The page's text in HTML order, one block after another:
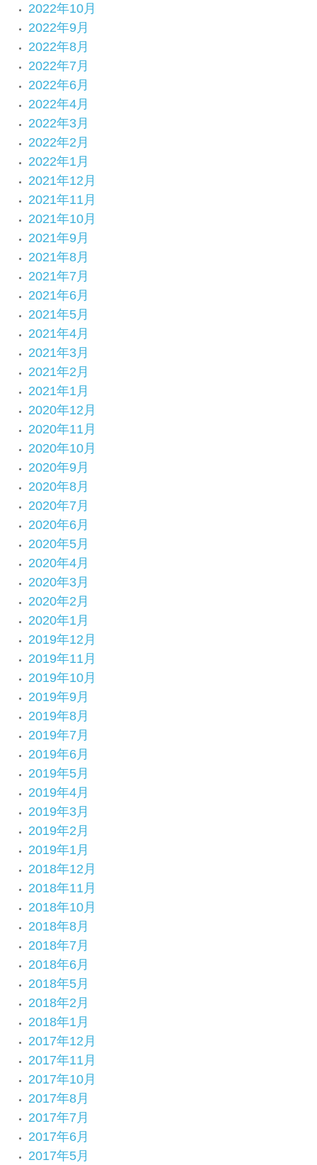
2022年10月
2022年9月
2022年8月
2022年7月
2022年6月
2022年4月
2022年3月
2022年2月
2022年1月
2021年12月
2021年11月
2021年10月
2021年9月
2021年8月
2021年7月
2021年6月
2021年5月
2021年4月
2021年3月
2021年2月
2021年1月
2020年12月
2020年11月
2020年10月
2020年9月
2020年8月
2020年7月
2020年6月
2020年5月
2020年4月
2020年3月
2020年2月
2020年1月
2019年12月
2019年11月
2019年10月
2019年9月
2019年8月
2019年7月
2019年6月
2019年5月
2019年4月
2019年3月
2019年2月
2019年1月
2018年12月
2018年11月
2018年10月
2018年8月
2018年7月
2018年6月
2018年5月
2018年2月
2018年1月
2017年12月
2017年11月
2017年10月
2017年8月
2017年7月
2017年6月
2017年5月